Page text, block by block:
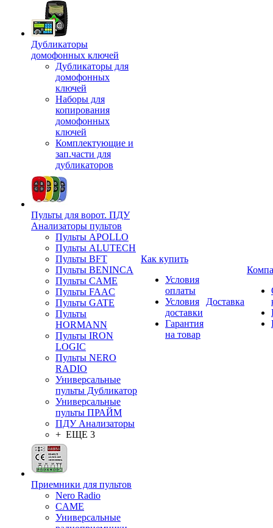
Дубликаторы
домофонных ключей
Дубликаторы для
домофонных
ключей
Наборы для
копирования
домофонных
ключей
Комплектующие и
зап.части для
дубликаторов
Пульты для ворот. ПДУ
Анализаторы пультов
Пульты APOLLO
Пульты ALUTECH
Пульты BFT
Пульты BENINCA
Пульты CAME
Пульты FAAC
Пульты GATE
Пульты
HORMANN
Пульты IRON
LOGIC
Пульты NERO
RADIO
Универсальные
пульты Дубликатор
Универсальные
пульты ПРАЙМ
ПДУ Анализаторы
+ ЕЩЕ 3
Приемники для пультов
Nero Radio
CAME
Универсальные
Как купить
Условия
оплаты
Условия
доставки
Гарантия
на товар
Доставка